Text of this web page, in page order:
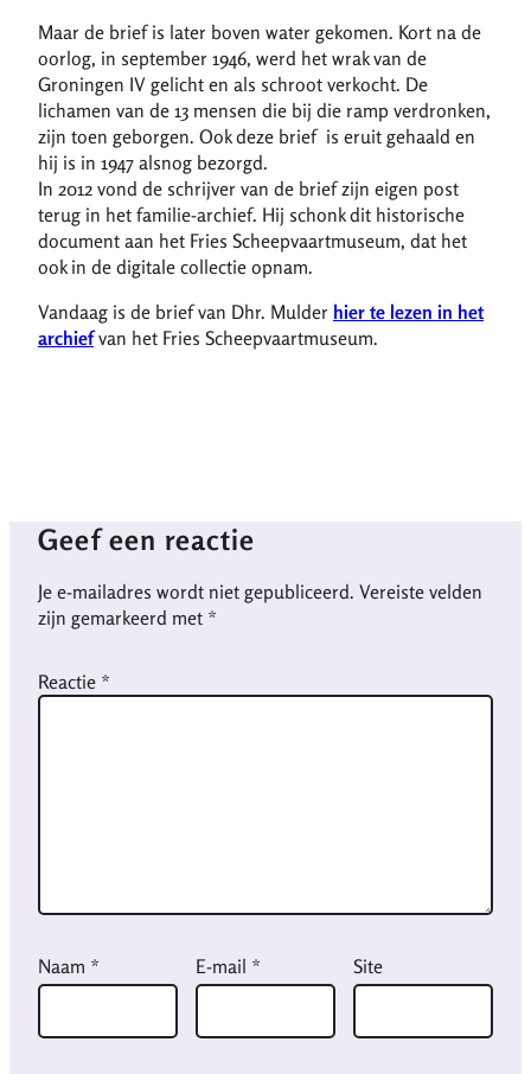
Maar de brief is later boven water gekomen. Kort na de
oorlog, in september 1946, werd het wrak van de
Groningen IV gelicht en als schroot verkocht. De
lichamen van de 13 mensen die bij die ramp verdronken,
zijn toen geborgen. Ook deze brief is eruit gehaald en
hij is in 1947 alsnog bezorgd.
In 2012 vond de schrijver van de brief zijn eigen post
terug in het familie-archief. Hij schonk dit historische
document aan het Fries Scheepvaartmuseum, dat het
ook in de digitale collectie opnam.
Vandaag is de brief van Dhr. Mulder hier te lezen in het
archiefvan het Fries Scheepvaartmuseum.
Geef een reactie
Je e-mailadres wordt niet gepubliceerd. Vereiste velden
zijn gemarkeerd met *
Reactie *
Naam * E-mail * Site